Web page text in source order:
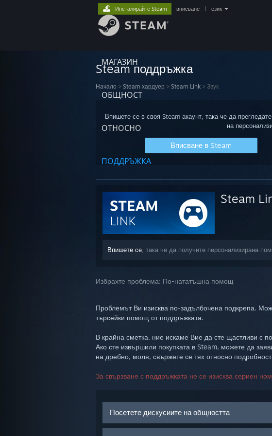
МАГАЗИН
ОБЩНОСТ
ОТНОСНО
ПОДДРЪЖКА
Инсталирайте Steam вписване език
Steam поддръжка
Начало > Steam хардуер > Steam Link > Звук
Впишете се в своя Steam акаунт, така че да
на
Вписване в Steam
Steam
Впишете се , така че да получите персонализирана
Избрахте проблема: По-нататъшна помощ
Проблемът Ви изисква по-задълбочена подкрепа.
търсейки помощ от поддръжката.
В крайна сметка, ние искаме Вие да сте щастливи с
Ако сте извършили покупката в Steam, можете да
на дребно, моля, свържете се тях относно
За свързване с поддръжката не се изисква сериен
Посетете дискусиите на общността